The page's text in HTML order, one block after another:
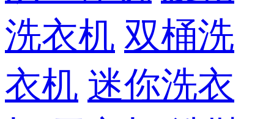
洗衣机 双桶洗
衣机 迷你洗衣